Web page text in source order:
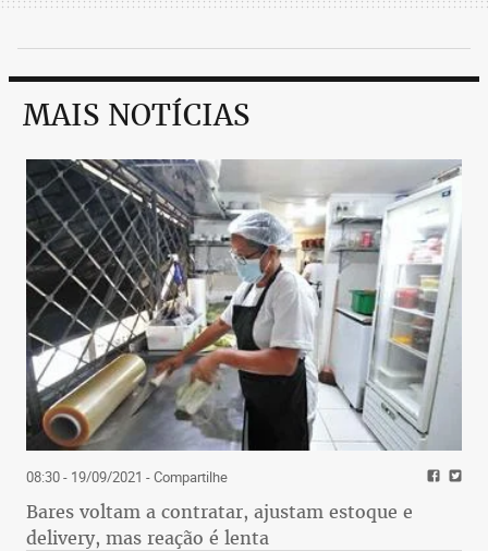
MAIS NOTÍCIAS
08:30 - 19/09/2021 - Compartilhe
Bares voltam a contratar, ajustam estoque e
delivery, mas reação é lenta